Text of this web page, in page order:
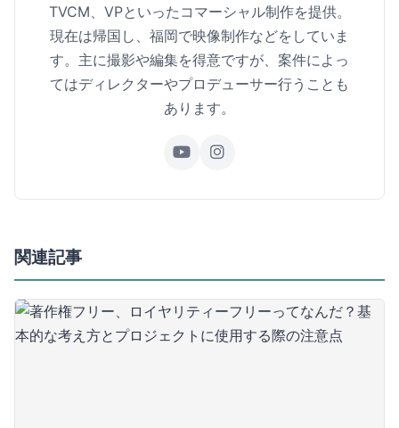
TVCM、VPといったコマーシャル制作を提供。
現在は帰国し、福岡で映像制作などをしていま
す。主に撮影や編集を得意ですが、案件によっ
てはディレクターやプロデューサー行うことも
あります。
関連記事